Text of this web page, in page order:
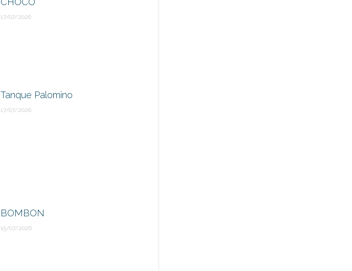
17/07/2026
Tanque Palomino
17/07/2026
BOMBON
15/07/2026